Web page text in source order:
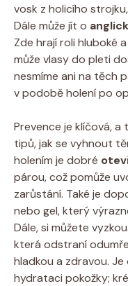
vosk z holicího
Dále může jít o
Zde hrají roli hluboké
může vlasy do pleti
nesmíme ani na těch
v podobě holení po
Prevence je klíčová,
tipů, jak se vyhnout
holením je dobré
párou, což pomůže
zarůstání. Také je
nebo gel, který
Dále, si můžete
která odstraní
hladkou a zdravou.
hydrataci pokožky;